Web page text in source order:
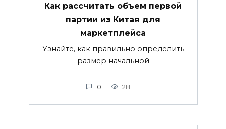
Как рассчитать объем первой
партии из Китая для
маркетплейса
Узнайте, как правильно определить
размер начальной
0 28